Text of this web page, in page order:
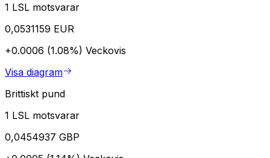
1 LSL motsvarar
0,0531159 EUR
+0.0006 (1.08%) Veckovis
Visa diagram
Brittiskt pund
1 LSL motsvarar
0,0454937 GBP